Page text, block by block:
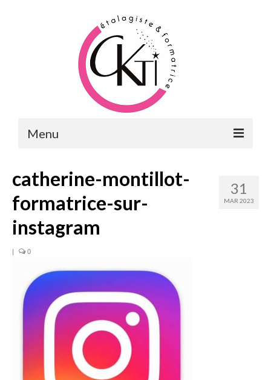
Menu
FORMATIONS DE FORMATEURS
CONSEILS & PRESTATIONS
REALISATIONS
CONTACT
31
MAR 2023
catherine-montillot-
formatrice-sur-
instagram
| 0